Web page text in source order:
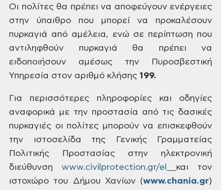
Οι πολίτες θα πρέπει να αποφεύγουν ενέργειες
στην ύπαιθρο που μπορεί να
προκαλέσουν
πυρκαγιά από αμέλεια, ενώ σε περίπτωση που
αντιληφθούν πυρκαγιά θα
πρέπει να
ειδοποιήσουν αμέσως την Πυροσβεστική
Υπηρεσία στον αριθμό κλήσης 199.
Για
περισσότερες πληροφορίες και οδηγίες
αναφορικά με την προστασία από τις δασικές
πυρκαγιές οι πολίτες μπορούν να επισκεφθούν
την ιστοσελίδα της ΓενικήςΓραμματείας
Πολιτικής Προστασίας στην ηλεκτρονική
διεύθυνσηwww.civilprotection.gr/el
και τον
ιστοχώρο του Δήμου Χανίων (www.chania.gr)